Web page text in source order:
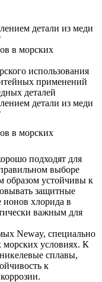
детали из меди
в морских
использования
применений
деталей
детали из меди
в морских
подходят для
выборе
образом устойчивы к
защитные
хлорида в
важным для
Neway, специально
морских условиях. К
сплавы,
к